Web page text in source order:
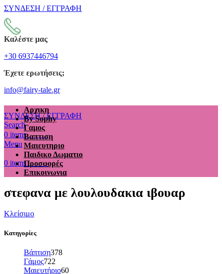
ΣΥΝΔΕΣΗ / ΕΓΓΡΑΦΗ
Καλέστε μας
+30 6937446794
Έχετε ερωτήσεις;
info@fairy-tale.gr
ΣΥΝΔΕΣΗ / ΕΓΓΡΑΦΗ
Search
0 items €0.00
Menu
0 items €0.00
Αρχικη
By Sophy
Γαμος
Βαπτιση
Μαιευτηριο
Παιδικο Δωματιο
Προσφορές
Επικοινωνια
στεφανα με λουλουδακια ιβουαρ
Κλείσιμο
Κατηγορίες
Βάπτιση378
Γάμος722
Μαιευτήριο60